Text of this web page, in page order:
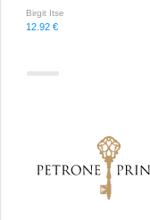
Väliskirjandus
Birgit Itse
12.92 €